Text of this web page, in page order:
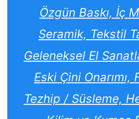
Özgün Baskı, İç
Seramik, Tekstil
Geleneksel El
Eski Çini Onarımı,
Tezhip / Süsleme,